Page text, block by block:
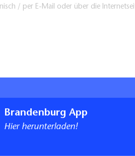
/ per E-Mail oder über die
Brandenburg App
Hier herunterladen!